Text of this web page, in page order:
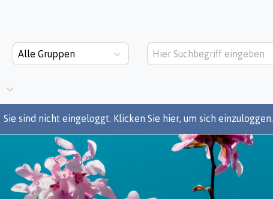
Alle Gruppen
Sie sind nicht eingeloggt. Klicken Sie hier, um sich einzuloggen.